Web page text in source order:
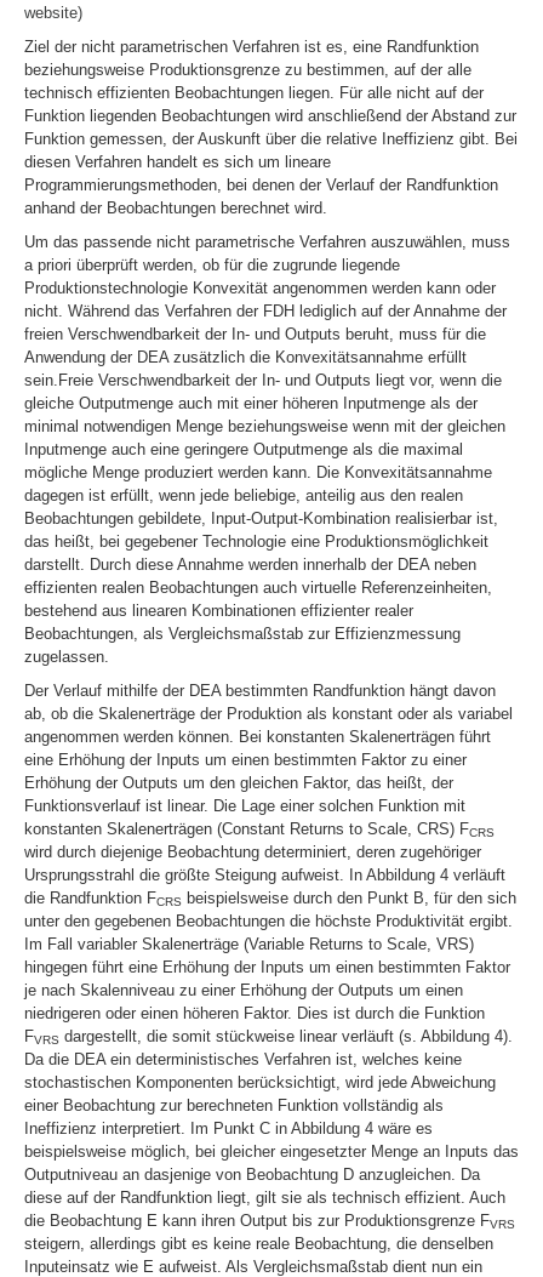
website)
Ziel der nicht parametrischen Verfahren ist es, eine Randfunktion
beziehungsweise Produktionsgrenze zu bestimmen, auf der alle
technisch effizienten Beobachtungen liegen. Für alle nicht auf der
Funktion liegenden Beobachtungen wird anschließend der Abstand zur
Funktion gemessen, der Auskunft über die relative Ineffizienz gibt. Bei
diesen Verfahren handelt es sich um lineare
Programmierungsmethoden, bei denen der Verlauf der Randfunktion
anhand der Beobachtungen berechnet wird.
Um das passende nicht parametrische Verfahren auszuwählen, muss
a priori überprüft werden, ob für die zugrunde liegende
Produktionstechnologie Konvexität angenommen werden kann oder
nicht. Während das Verfahren der FDH lediglich auf der Annahme der
freien Verschwendbarkeit der In- und Outputs beruht, muss für die
Anwendung der DEA zusätzlich die Konvexitätsannahme erfüllt
sein.Freie Verschwendbarkeit der In- und Outputs liegt vor, wenn die
gleiche Outputmenge auch mit einer höheren Inputmenge als der
minimal notwendigen Menge beziehungsweise wenn mit der gleichen
Inputmenge auch eine geringere Outputmenge als die maximal
mögliche Menge produziert werden kann. Die Konvexitätsannahme
dagegen ist erfüllt, wenn jede beliebige, anteilig aus den realen
Beobachtungen gebildete, Input-Output-Kombination realisierbar ist,
das heißt, bei gegebener Technologie eine Produktionsmöglichkeit
darstellt. Durch diese Annahme werden innerhalb der DEA neben
effizienten realen Beobachtungen auch virtuelle Referenzeinheiten,
bestehend aus linearen Kombinationen effizienter realer
Beobachtungen, als Vergleichsmaßstab zur Effizienzmessung
zugelassen.
Der Verlauf mithilfe der DEA bestimmten Randfunktion hängt davon
ab, ob die Skalenerträge der Produktion als konstant oder als variabel
angenommen werden können. Bei konstanten Skalenerträgen führt
eine Erhöhung der Inputs um einen bestimmten Faktor zu einer
Erhöhung der Outputs um den gleichen Faktor, das heißt, der
Funktionsverlauf ist linear. Die Lage einer solchen Funktion mit
konstanten Skalenerträgen (Constant Returns to Scale, CRS) FCRS
wird durch diejenige Beobachtung determiniert, deren zugehöriger
Ursprungsstrahl die größte Steigung aufweist. In Abbildung 4 verläuft
die Randfunktion FCRS beispielsweise durch den Punkt B, für den sich
unter den gegebenen Beobachtungen die höchste Produktivität ergibt.
Im Fall variabler Skalenerträge (Variable Returns to Scale, VRS)
hingegen führt eine Erhöhung der Inputs um einen bestimmten Faktor
je nach Skalenniveau zu einer Erhöhung der Outputs um einen
niedrigeren oder einen höheren Faktor. Dies ist durch die Funktion
FVRS dargestellt, die somit stückweise linear verläuft (s. Abbildung 4).
Da die DEA ein deterministisches Verfahren ist, welches keine
stochastischen Komponenten berücksichtigt, wird jede Abweichung
einer Beobachtung zur berechneten Funktion vollständig als
Ineffizienz interpretiert. Im Punkt C in Abbildung 4 wäre es
beispielsweise möglich, bei gleicher eingesetzter Menge an Inputs das
Outputniveau an dasjenige von Beobachtung D anzugleichen. Da
diese auf der Randfunktion liegt, gilt sie als technisch effizient. Auch
die Beobachtung E kann ihren Output bis zur Produktionsgrenze FVRS
steigern, allerdings gibt es keine reale Beobachtung, die denselben
Inputeinsatz wie E aufweist. Als Vergleichsmaßstab dient nun ein